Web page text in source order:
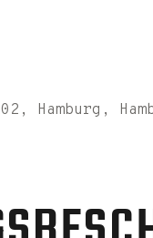
Hamburg,